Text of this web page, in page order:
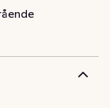
Ocean 5-
Ocean ger